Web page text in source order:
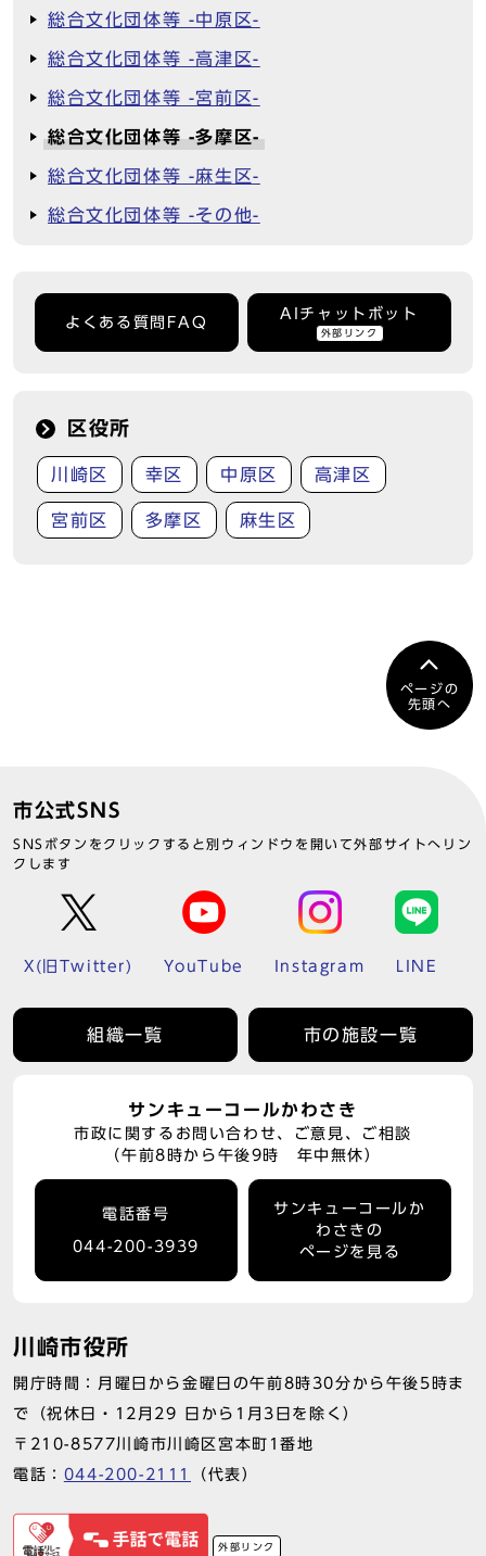
総合文化団体等 -中原区-
総合文化団体等 -高津区-
総合文化団体等 -宮前区-
総合文化団体等 -多摩区-
総合文化団体等 -麻生区-
総合文化団体等 -その他-
よくある質問FAQ
AIチャットボット
外部リンク
区役所
川崎区 幸区 中原区 高津区
宮前区 多摩区 麻生区
ページの
先頭へ
市公式SNS
SNSボタンをクリックすると別ウィンドウを開いて外部サイトへリン
クします
X(旧Twitter) YouTube Instagram LINE
組織一覧 市の施設一覧
サンキューコールかわさき
市政に関するお問い合わせ、ご意見、ご相談
（午前8時から午後9時 年中無休）
電話番号
044-200-3939
サンキューコールか
わさきの
ページを見る
川崎市役所
開庁時間：月曜日から金曜日の午前8時30分から午後5時ま
で（祝休日・12月29 日から1月3日を除く）
〒210-8577川崎市川崎区宮本町1番地
電話： 044-200-2111 （代表）
外部リンク